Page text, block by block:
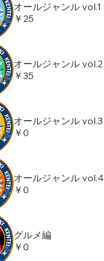
オールジャンル vol.1
￥25
オールジャンル vol.2
￥35
オールジャンル vol.3
￥0
オールジャンル vol.4
￥0
グルメ編
￥0